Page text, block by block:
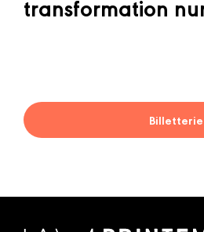
transformation
Billetterie